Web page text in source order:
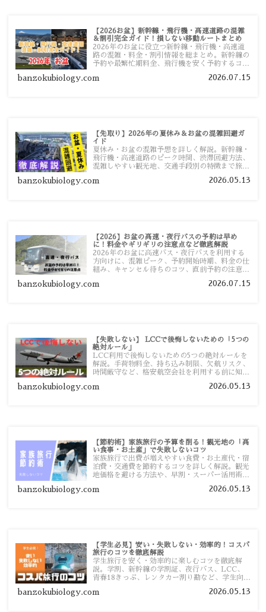
【2026お盆】新幹線・飛行機・高速道路の混雑
＆割引完全ガイド！損しない移動ルートまとめ
2026年のお盆に役立つ新幹線・飛行機・高速道
路の混雑・料金・割引情報を総まとめ。新幹線の
予約や最繁忙期料金、飛行機を安く予約するコ
い移動方法を分かりやすく解説します。
banzokubiology.com 2026.07.15
【先取り】2026年の夏休み＆お盆の混雑回避ガ
イド
夏休み・お盆の混雑予想を詳しく解説。新幹線・
飛行機・高速道路のピーク時間、渋滞回避方法、
混雑しやすい観光地、交通手段別の特徴まで旅行
banzokubiology.com 2026.05.13
【2026】お盆の高速・夜行バスの予約は早め
に！料金やギリギリの注意点など徹底解説
2026年のお盆に高速バス・夜行バスを利用する
方向けに、混雑ピーク、予約開始時期、料金の仕
組み、キャンセル待ちのコツ、直前予約の注意点
banzokubiology.com 2026.07.15
【失敗しない】 LCCで後悔しないための「5つの
絶対ルール」
LCC利用で後悔しないための5つの絶対ルールを
解説。手荷物料金、持ち込み制限、欠航リスク、
時間厳守など、格安航空会社を利用する前に知っ
す。
banzokubiology.com 2026.05.13
【節約術】家族旅行の予算を削る！観光地の「高
い食事・お土産」で失敗しないコツ
家族旅行で出費が増えやすい食費・お土産代・宿
泊費・交通費を節約するコツを詳しく解説。観光
地価格を避ける方法や、早割・スーパー活用術、
banzokubiology.com 2026.05.13
【学生必見】安い・失敗しない・効率的！コスパ
旅行のコツを徹底解説
学生旅行を安く・効率的に楽しむコツを徹底解
説。学割、新幹線の学割証、夜行バス、LCC、
青春18きっぷ、レンタカー割り勘など、学生向け
banzokubiology.com 2026.05.13